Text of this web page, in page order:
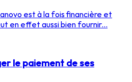
est à la fois financière et
en effet aussi bien fournir...
le paiement de ses